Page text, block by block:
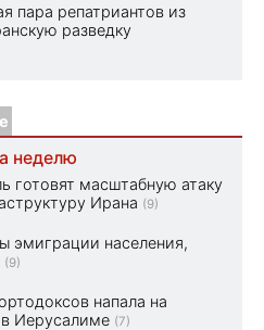
пара репатриантов из
разведку
неделю
готовят масштабную атаку
Ирана (9)
эмиграции населения,
(9)
напала на
Иерусалиме (7)